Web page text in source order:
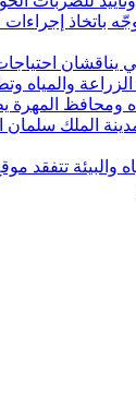
باتخاذ
يناقشان
والمياه
ومحافظ
الملك سلمان
والبيئة تتفقد